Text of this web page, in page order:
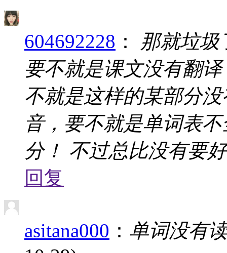
604692228 ：
那就垃圾
要不就是课文没有翻
不就是这样的某部分
音，要不就是单词表
分！ 不过总比没有要好
回复
asitana000 ： 单词没有